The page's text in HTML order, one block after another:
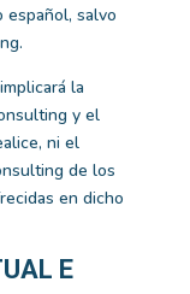
salvo
.
la
y el
ni el
de los
en dicho
E